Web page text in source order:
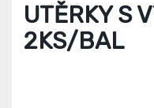
UTĚRKY S
2KS/BAL